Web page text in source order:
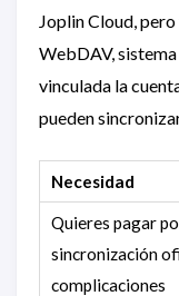
Joplin Cloud,
WebDAV,
vinculada la
pueden
Necesidad
Quieres pagar
sincronización
complicaciones